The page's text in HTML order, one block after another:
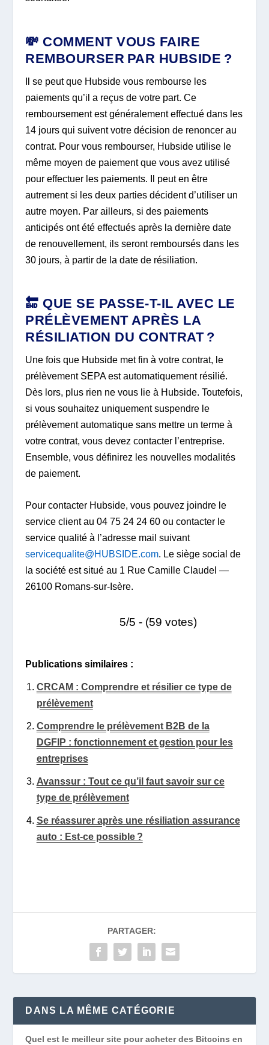
💸 COMMENT VOUS FAIRE
REMBOURSER PAR HUBSIDE ?
Il se peut que Hubside vous rembourse les
paiements qu’il a reçus de votre part. Ce
remboursement est généralement effectué dans les
14 jours qui suivent votre décision de renoncer au
contrat. Pour vous rembourser, Hubside utilise le
même moyen de paiement que vous avez utilisé
pour effectuer les paiements. Il peut en être
autrement si les deux parties décident d’utiliser un
autre moyen. Par ailleurs, si des paiements
anticipés ont été effectués après la dernière date
de renouvellement, ils seront remboursés dans les
30 jours, à partir de la date de résiliation.
🔚 QUE SE PASSE-T-IL AVEC LE
PRÉLÈVEMENT APRÈS LA
RÉSILIATION DU CONTRAT ?
Une fois que Hubside met fin à votre contrat, le
prélèvement SEPA est automatiquement résilié.
Dès lors, plus rien ne vous lie à Hubside. Toutefois,
si vous souhaitez uniquement suspendre le
prélèvement automatique sans mettre un terme à
votre contrat, vous devez contacter l’entreprise.
Ensemble, vous définirez les nouvelles modalités
de paiement.
Pour contacter Hubside, vous pouvez joindre le
service client au 04 75 24 24 60 ou contacter le
service qualité à l’adresse mail suivant
servicequalite@HUBSIDE.com. Le siège social de
la société est situé au 1 Rue Camille Claudel —
26100 Romans-sur-Isère.
5/5 - (59 votes)
Publications similaires :
CRCAM : Comprendre et résilier ce type de
prélèvement
Comprendre le prélèvement B2B de la
DGFIP : fonctionnement et gestion pour les
entreprises
Avanssur : Tout ce qu’il faut savoir sur ce
type de prélèvement
Se réassurer après une résiliation assurance
auto : Est-ce possible ?
PARTAGER:
DANS LA MÊME CATÉGORIE
Quel est le meilleur site pour acheter des Bitcoins en